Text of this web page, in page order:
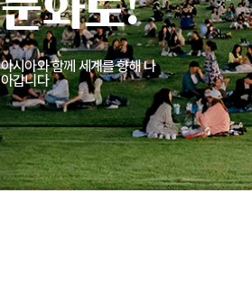
아시아와 함께 세계를 향해 나
아갑니다